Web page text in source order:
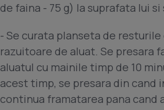
de faina - 75 g) la suprafata lui
- Se curata planseta de
razuitoare de aluat. Se presara
aluatul cu mainile timp de 10
acest timp, se presara din cand
continua framatarea pana cand